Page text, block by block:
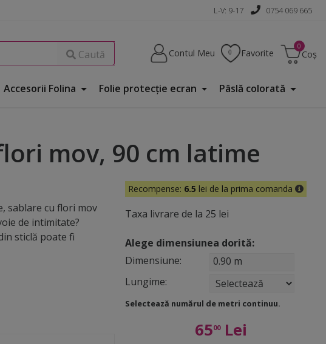
L-V: 9-17 0754 069 665
Caută Contul Meu Favorite Coș
Accesorii Folina Folie protecţie ecran Pâslă colorată
mov, 90 cm latime
sablare cu flori mov
de intimitate?
sticlă poate fi
Recompense: 6.5 lei de la prima comanda
Taxa livrare de la 25 lei
Alege dimensiunea dorită:
Dimensiune:
0.90 m
Lungime:
Selectează numărul de metri continuu.
6500Lei